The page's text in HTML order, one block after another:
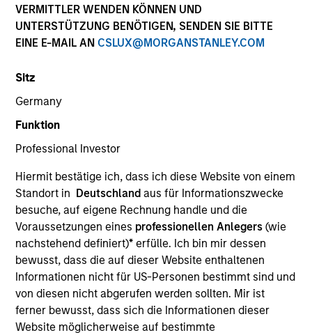
VERMITTLER WENDEN KÖNNEN UND
UNTERSTÜTZUNG BENÖTIGEN, SENDEN SIE BITTE
EINE E-MAIL AN CSLUX@MORGANSTANLEY.COM
Sitz
Germany
Funktion
Professional Investor
Hiermit bestätige ich, dass ich diese Website von einem
Standort in Deutschland aus für Informationszwecke
besuche, auf eigene Rechnung handle und die
Voraussetzungen eines professionellen Anlegers(wie
nachstehend definiert)* erfülle. Ich bin mir dessen
bewusst, dass die auf dieser Website enthaltenen
Informationen nicht für US-Personen bestimmt sind und
von diesen nicht abgerufen werden sollten. Mir ist
ferner bewusst, dass sich die Informationen dieser
Website möglicherweise auf bestimmte
19 Years
TEAM
Portfolio Solutions Group
Damon is a portfolio manager for the Portfolio
Solutions Group at MSIM, heading the team's
Quantitative Research. Damon focuses on asset
allocation, portfolio optimization and rebalancing